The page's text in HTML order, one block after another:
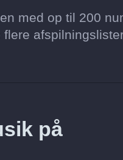
med op til 200
på